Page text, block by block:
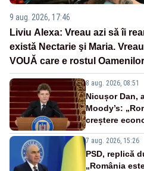
9 aug. 2026, 17:46
Liviu Alexa: Vreau azi sǎ îi
existǎ Nectarie şi Maria.
VOUǍ care e rostul
8 aug. 2026, 08:51
Nicușor Dan,
Moody’s:
creștere
7 aug. 2026, 15:26
PSD, replică
„România